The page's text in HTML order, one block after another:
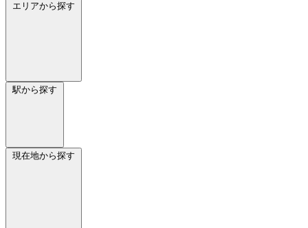
エリアから探す
駅から探す
現在地から探す